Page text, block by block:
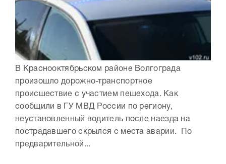
В Краснооктябрьском районе Волгограда
произошло дорожно-транспортное
происшествие с участием пешехода. Как
сообщили в ГУ МВД России по региону,
неустановленный водитель после наезда на
пострадавшего скрылся с места аварии. По
предварительной...